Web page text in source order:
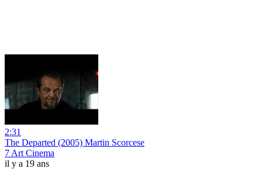
2:31
The Departed (2005) Martin Scorcese
7 Art Cinema
il y a 19 ans